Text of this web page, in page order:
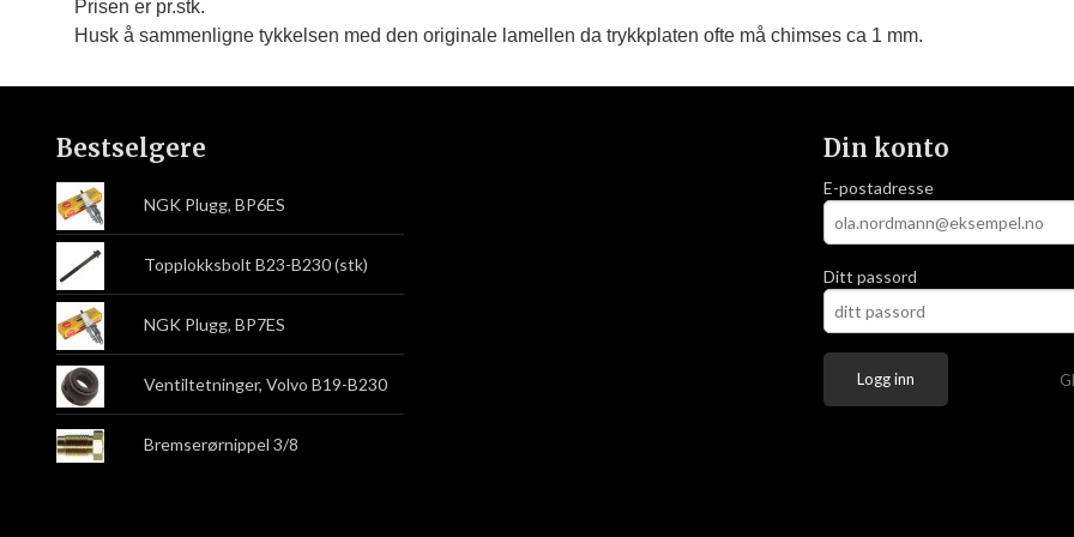
Prisen er pr.stk.
Husk å sammenligne tykkelsen med den originale lamellen da trykkplaten ofte må chimses ca 1 mm.
Bestselgere
NGK Plugg, BP6ES
Topplokksbolt B23-B230 (stk)
NGK Plugg, BP7ES
Ventiltetninger, Volvo B19-B230
Bremserørnippel 3/8
Din konto
E-postadresse
Ditt passord